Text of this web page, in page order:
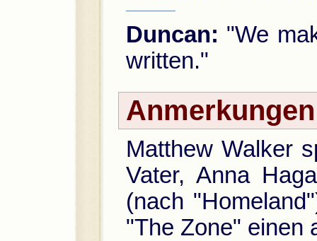
Duncan: "We
written."
Matthew Walker
Vater, Anna
(nach
"The Zone" einen